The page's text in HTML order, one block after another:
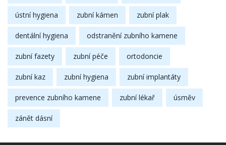
ústní hygiena zubní kámen zubní plak
dentální hygiena odstranění zubního kamene
zubní fazety zubní péče ortodoncie
zubní kaz zubní hygiena zubní implantáty
prevence zubního kamene zubní lékař úsměv
zánět dásní